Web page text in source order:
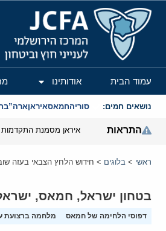
המרכז הירושלמי לענייני
עמוד הבית אודותינו
נושאים חמים: סוריהחמאסאיראןארה”ב
התראות איראן מסמנת התקדמות
ראשי > בלוגים > חידוש הלחץ הצבאי בעזה
בטחון ישראל, חמאס,
דפוסי הלחימה של חמאס מלחמה ברצועת